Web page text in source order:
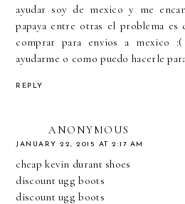
ayudar soy de mexico y me
papaya entre otras el problema es
comprar para envios a mexico
ayudarme o como puedo hacerle
REPLY
ANONYMOUS
JANUARY 22, 2015 AT 2:17 AM
cheap kevin durant shoes
discount ugg boots
discount ugg boots